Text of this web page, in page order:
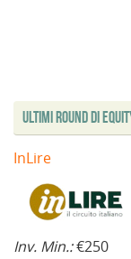
Ultimi Round di
InLire
Inv. Min.:€250